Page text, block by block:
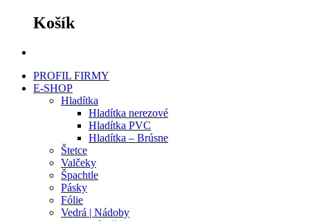
Košík
PROFIL FIRMY
E-SHOP
Hladítka
Hladítka nerezové
Hladítka PVC
Hladítka – Brúsne
Štetce
Valčeky
Špachtle
Pásky
Fólie
Vedrá | Nádoby